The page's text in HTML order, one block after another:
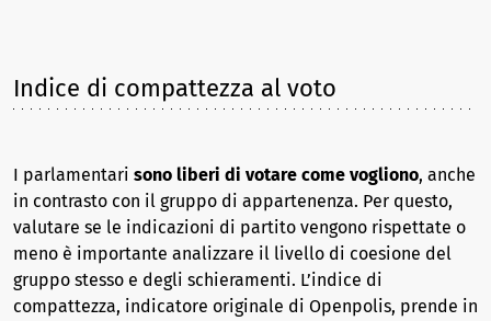
Indice di compattezza al voto
I parlamentari sono liberi di votare come vogliono, anche
in contrasto con il gruppo di appartenenza. Per questo,
valutare se le indicazioni di partito vengono rispettate o
meno è importante analizzare il livello di coesione del
gruppo stesso e degli schieramenti. L’indice di
compattezza, indicatore originale di Openpolis, prende in